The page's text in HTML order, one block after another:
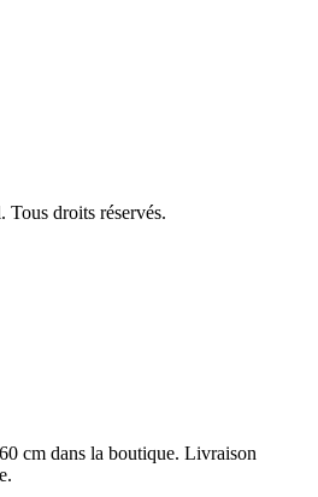
droits réservés.
cm dans la boutique. Livraison